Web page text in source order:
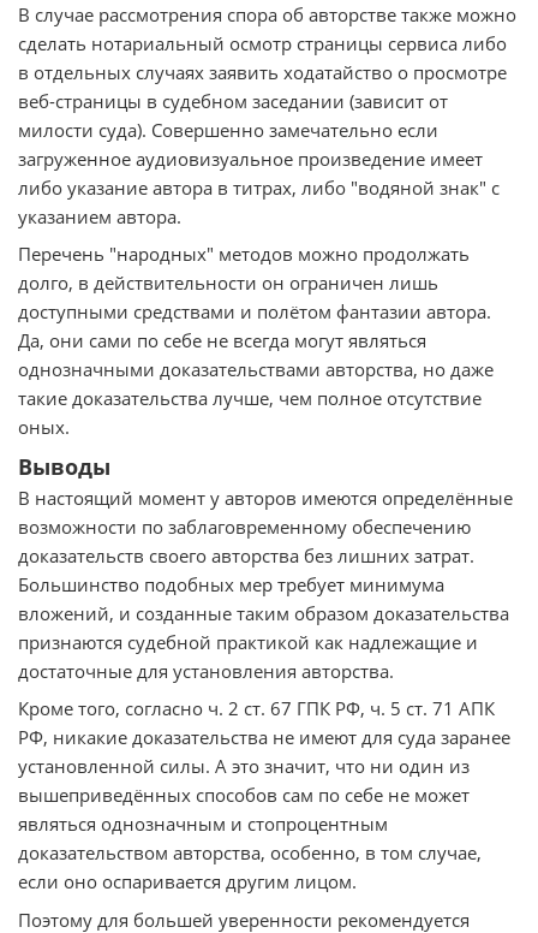
В случае рассмотрения спора об авторстве также можно
сделать нотариальный осмотр страницы сервиса либо
в отдельных случаях заявить ходатайство о просмотре
веб-страницы в судебном заседании (зависит от
милости суда). Совершенно замечательно если
загруженное аудиовизуальное произведение имеет
либо указание автора в титрах, либо "водяной знак" с
указанием автора.
Перечень "народных" методов можно продолжать
долго, в действительности он ограничен лишь
доступными средствами и полётом фантазии автора.
Да, они сами по себе не всегда могут являться
однозначными доказательствами авторства, но даже
такие доказательства лучше, чем полное отсутствие
оных.
Выводы
В настоящий момент у авторов имеются определённые
возможности по заблаговременному обеспечению
доказательств своего авторства без лишних затрат.
Большинство подобных мер требует минимума
вложений, и созданные таким образом доказательства
признаются судебной практикой как надлежащие и
достаточные для установления авторства.
Кроме того, согласно ч. 2 ст. 67 ГПК РФ, ч. 5 ст. 71 АПК
РФ, никакие доказательства не имеют для суда заранее
установленной силы. А это значит, что ни один из
вышеприведённых способов сам по себе не может
являться однозначным и стопроцентным
доказательством авторства, особенно, в том случае,
если оно оспаривается другим лицом.
Поэтому для большей уверенности рекомендуется